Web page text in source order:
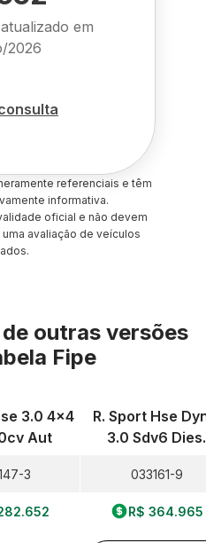
em
2026
referenciais e têm
informativa.
oficial e não devem
avaliação de veículos
outras versões
Fipe
3.0 4x4
Aut
3
R. Sport Hse
3.0 Sdv6 Dies.
033161-9
R$ 364.965